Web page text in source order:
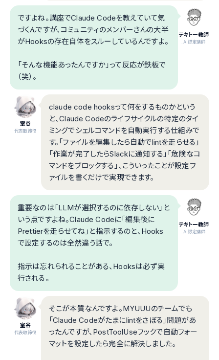
テキトー教師
.AI認定講師
ですよね。講座でClaude Codeを教えていて気
づくんですが、コミュニティのメンバーさんの大半
がHooksの存在自体をスルーしているんですよ。
「そんな機能あったんですか」って反応が鉄板で
（笑）。
室谷
代表取締役
claude code hooksって何をするものかという
と、Claude Codeのライフサイクルの特定のタイ
ミングでシェルコマンドを自動実行する仕組みで
す。「ファイルを編集したら自動でlintを走らせる」
「作業が完了したらSlackに通知する」「危険なコ
マンドをブロックする」、こういったことが設定フ
ァイルを書くだけで実現できます。
テキトー教師
.AI認定講師
重要なのは「LLMが選択するのに依存しない」と
いう点ですよね。Claude Codeに「編集後に
Prettierを走らせてね」と指示するのと、Hooks
で設定するのは全然違う話で。
指示は忘れられることがある、Hooksは必ず実
行される。
室谷
代表取締役
そこが本質なんですよ。MYUUUのチームでも
「Claude Codeがたまにlintをさぼる」問題があ
ったんですが、PostToolUseフックで自動フォー
マットを設定したら完全に解決しました。